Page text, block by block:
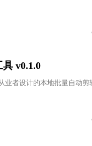
v0.1.0
者设计的本地批量自动剪